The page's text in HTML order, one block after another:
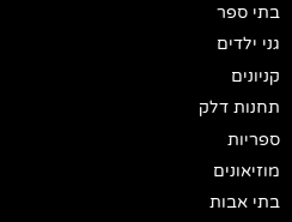
בתי ספר
גני ילדים
קניונים
תחנות דלק
ספריות
מוזיאונים
בתי אבות